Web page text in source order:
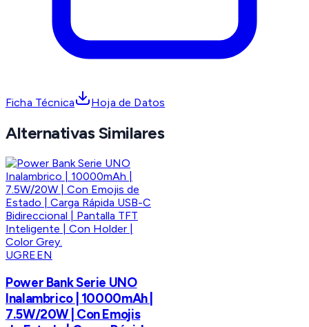
Ficha Técnica Hoja de Datos
Alternativas Similares
UGREEN
Power Bank Serie UNO
Inalambrico | 10000mAh |
7.5W/20W | Con Emojis